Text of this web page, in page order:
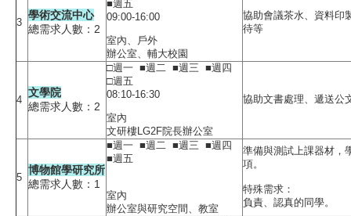
3
學術交流中心
總需求人數：2
■週五
09:00-16:00
室內、戶外
辦公室、輔大校園
協助會議茶水、資料印
待等
4
文學院
總需求人數：2
□週一 ■週二 ■週三 ■週四
□週五
08:10-16:30
室內
文研樓LG2F院長辦公室
協助文書處理、遞送公
5
博物館學研究所
總需求人數：1
■週一 ■週二 ■週三 ■週四
■週五
室內
辦公室與研究空間、教室
準備與測試上課器材，
項。
特殊需求：
負責、認真的同學。